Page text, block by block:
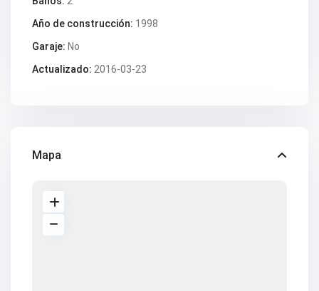
Año de construcción: 1998
Garaje: No
Actualizado: 2016-03-23
Mapa